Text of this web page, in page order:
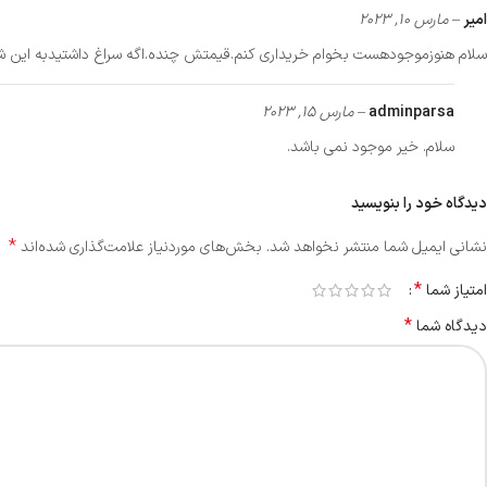
امیر –مارس 10, 2023
سلام هنوزموجودهست بخوام خریداری کنم.قیمتش چنده.اگه سراغ داشتیدبه این شماره
adminparsa
–مارس 15, 2023
سلام. خیر موجود نمی باشد.
دیدگاه خود را بنویسید
نشانی ایمیل شما منتشر نخواهد شد. بخش‌های موردنیاز علامت‌گذاری شده‌اند*
امتیاز شما*
دیدگاه شما*